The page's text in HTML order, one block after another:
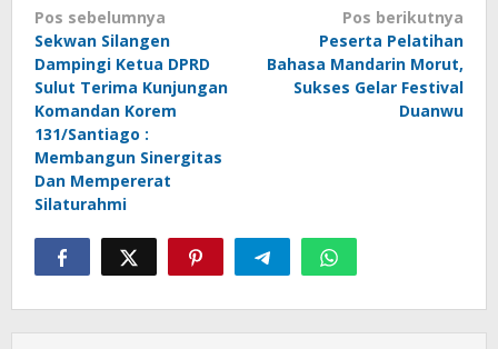
Navigasi
pos
Pos sebelumnya
Sekwan Silangen
Dampingi Ketua DPRD
Sulut Terima Kunjungan
Komandan Korem
131/Santiago :
Membangun Sinergitas
Dan Mempererat
Silaturahmi
Pos berikutnya
Peserta Pelatihan
Bahasa Mandarin Morut,
Sukses Gelar Festival
Duanwu